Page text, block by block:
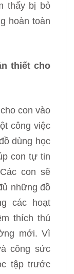
thấy bị bỏ
hoàn toàn
thiết cho
con vào
công việc
dùng học
con tự tin
con sẽ
những đồ
các hoạt
thích thú
mới. Vì
công sức
tập trước